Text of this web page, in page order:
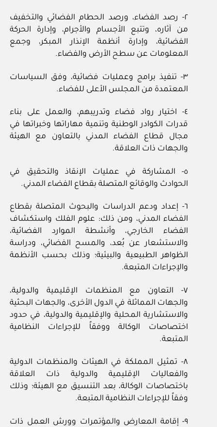
٢- رصد الفضاء، ورصد الحطام الفضائي والتخفيف
من آثاره، وتتبع الأجسام والأجرام، وإدارة الحركة
الفضائية، وإدارة أنظمة الإنذار المبكر، وجمع
المعلومات عن سطح الأرض والفضاء.
٣- تنفيذ برامج وعمليات فضائية، وفق السياسات
المعتمدة من المجلس الأعلى للفضاء.
٤- اختيار رواد فضاء وتدريبهم، والعمل على بناء
قدرات الكوادر الوطنية وتنمية مهاراتها وخبراتها في
مجال قطاع الفضاء المدني بالتعاون مع الهيئة
والجهات ذات العلاقة.
٥- المشاركة في عمليات الإنقاذ والتحقيق في
الحوادث والوقائع المتصلة بقطاع الفضاء المدني.
٦- إعداد ودعم الدراسات والبحوث المتصلة بقطاع
الفضاء المدني، ومن ذلك: علوم الفلك واستكشاف
الفضاء الخارجي، وأنشطة الموارد الفضائية،
والاستشعار عن بُعد، والمسح الفضائي، ودراسة
الظواهر الطبيعية والبيئية؛ وذلك بحسب الأنظمة
والإجراءات المتبعة.
٧- التعاون مع المنظمات الإقليمية والدولية،
والجهات المماثلة في الدول الأخرى، والجهات البحثية
والاستشارية المحلية والإقليمية والدولية، في حدود
اختصاصات الوكالة ووفقاً للإجراءات النظامية
المتبعة.
٨- تمثيل المملكة في الهيئات والمنظمات الدولية
والفعاليات الإقليمية والدولية ذات العلاقة
باختصاصات الوكالة، بعد التنسيق مع الهيئة؛ وذلك
وفقاً للإجراءات النظامية المتبعة.
٩- إقامة المعارض والمؤتمرات وورش العمل ذات